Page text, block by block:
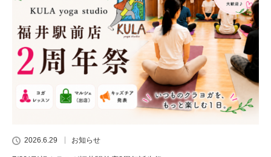
2026.6.29 お知らせ